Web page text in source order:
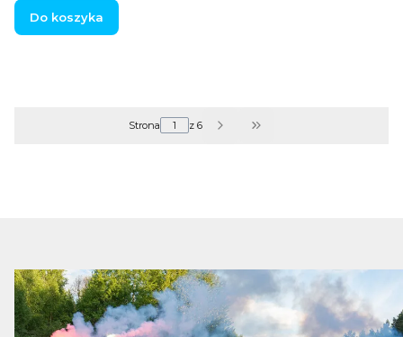
Do koszyka
Strona z 6 Przejdź do ostatniej